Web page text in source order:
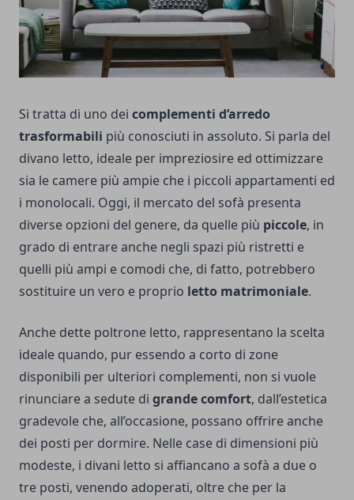
Si tratta di uno dei complementi d’arredo
trasformabili più conosciuti in assoluto. Si parla del
divano letto, ideale per impreziosire ed ottimizzare
sia le camere più ampie che i piccoli appartamenti ed
i monolocali. Oggi, il mercato del sofà presenta
diverse opzioni del genere, da quelle più piccole, in
grado di entrare anche negli spazi più ristretti e
quelli più ampi e comodi che, di fatto, potrebbero
sostituire un vero e proprio letto matrimoniale.
Anche dette poltrone letto, rappresentano la scelta
ideale quando, pur essendo a corto di zone
disponibili per ulteriori complementi, non si vuole
rinunciare a sedute di grande comfort, dall’estetica
gradevole che, all’occasione, possano offrire anche
dei posti per dormire. Nelle case di dimensioni più
modeste, i divani letto si affiancano a sofà a due o
tre posti, venendo adoperati, oltre che per la